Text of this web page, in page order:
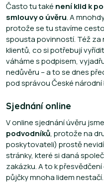
Často tu také není klid k
smlouvy o úvěru. A
protože se tu stavíme
spousta povinností. Též za
klientů, co si potřebují
váháme s podpisem,
nedůvěru – a to se dnes
pod správou České národní
Sjednání online
V online sjednání úvěru
podvodníků, protože na
poskytovateli) prostě
stránky, které si daná
zakázku. A to k
půjčky mnoha lidem nestačí.